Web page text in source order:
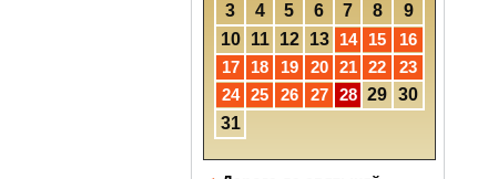
3
4 5 6 7 8
9
10
11 12 13 14 15
16
17
18 19 20 21 22
23
24
25 26 27 28 29 30
31